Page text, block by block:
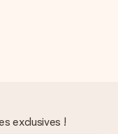
exclusives !